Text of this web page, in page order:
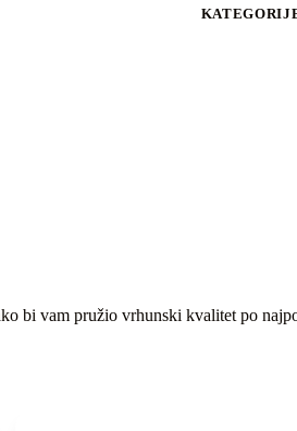
bi vam pružio vrhunski kvalitet po